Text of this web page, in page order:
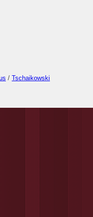
/ Tschaikowski